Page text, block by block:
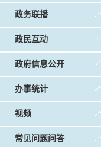
政务联播
政民互动
政府信息公开
办事统计
视频
常见问题问答